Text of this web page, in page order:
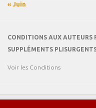
« Juin
CONDITIONS AUX AUTEURS
SUPPLÉMENTS
Voir les Conditions